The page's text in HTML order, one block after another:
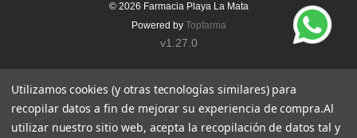
© 2026 Farmacia Playa La Mata
Powered by Topfarma
v1.27.0
Utilizamos cookies (y otras tecnologías similares) para
recopilar datos a fin de mejorar su experiencia de compra.Al
utilizar nuestro sitio web, acepta la recopilación de datos tal y